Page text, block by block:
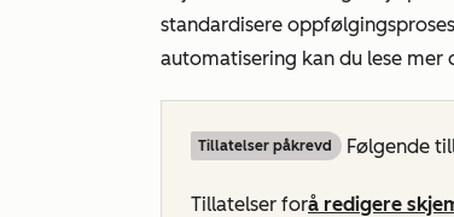
standardisere
automatisering kan du lese mer
Tillatelser påkrevd Følgende
Tillatelser forå redigere